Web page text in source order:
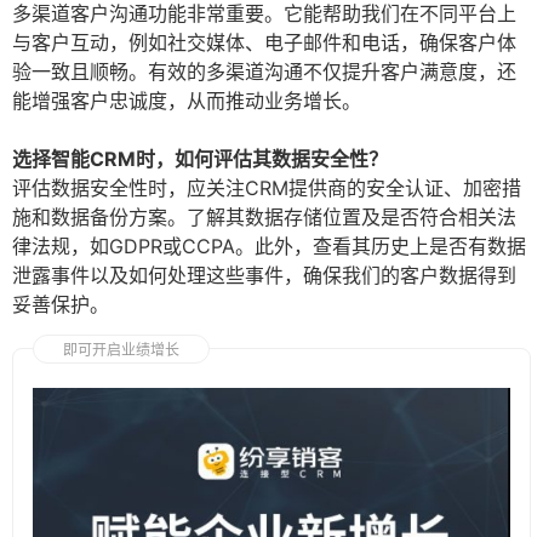
多渠道客户沟通功能非常重要。它能帮助我们在不同平台上
与客户互动，例如社交媒体、电子邮件和电话，确保客户体
验一致且顺畅。有效的多渠道沟通不仅提升客户满意度，还
能增强客户忠诚度，从而推动业务增长。
选择智能CRM时，如何评估其数据安全性？
评估数据安全性时，应关注CRM提供商的安全认证、加密措
施和数据备份方案。了解其数据存储位置及是否符合相关法
律法规，如GDPR或CCPA。此外，查看其历史上是否有数据
泄露事件以及如何处理这些事件，确保我们的客户数据得到
妥善保护。
即可开启业绩增长